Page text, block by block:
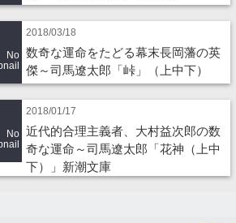
No
2018/03/18
数奇な運命をたどる幕末長岡藩の英
傑～司馬遼太郎「峠」（上中下）
No
2018/01/17
近代的合理主義者、大村益次郎の数
奇な運命～司馬遼太郎「花神（上中
下）」新潮文庫